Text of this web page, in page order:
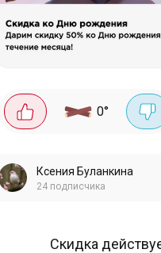
0°
Ксения Буланкина
24 подписчика
Скидка